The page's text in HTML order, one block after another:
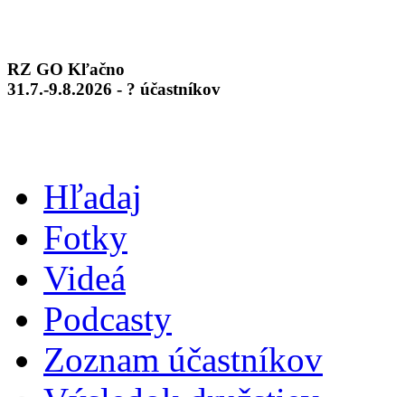
RZ GO Kľačno
31.7.-9.8.2026 - ? účastníkov
Hľadaj
Fotky
Videá
Podcasty
Zoznam účastníkov